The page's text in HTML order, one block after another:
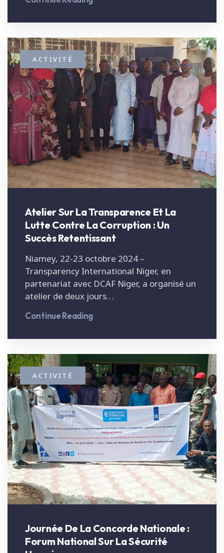
ACTIVITÉ
Atelier Sur La Transparence Et La
Lutte Contre La Corruption : Un
Succès Retentissant
Niamey, 22-23 octobre 2024 –
Transparency International Niger, en
partenariat avec DCAF Niger, a organisé un
atelier de deux jours…
Continue Reading
ACTIVITÉ
Journée De La Concorde Nationale :
Forum National Sur La Sécurité